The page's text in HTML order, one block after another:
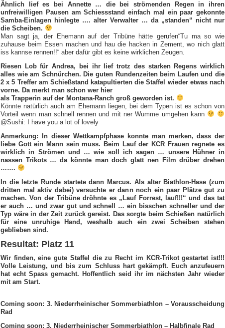
Ähnlich lief es bei Annette … die bei strömenden Regen in ihren
unfreiwilligen Pausen am Schiessstand einfach mal ein paar gekonnte
Samba-Einlagen hinlegte …. alter Verwalter … da „standen“ nicht nur
die Scheiben.
Man sagt ja, der Ehemann auf der Tribüne hätte gerufen“Tu ma so wie
zuhause beim Essen machen und hau die hacken in Zement, wo nich glatt
iss kannse rennen!!“ aber dafür gibt es keine wirklichen Zeugen.
Riesen Lob für Andrea, bei ihr lief trotz des starken Regens wirklich
alles wie am Schnürchen. Die guten Rundenzeiten beim Laufen und die
2 x 5 Treffer am Schießstand katapultierten die Staffel wieder etwas nach
vorne. Da merkt man schon wer hier
als Trapperin auf der Montana-Ranch groß geworden ist.
Könnte natürlich auch am Ehemann liegen, bei dem Typen ist es schon von
Vorteil wenn man schnell rennen und mit ner Wumme umgehen kann
@Sushi: I have you a lot of lovely
Anmerkung: In dieser Wettkampfphase konnte man merken, dass der
liebe Gott ein Mann sein muss. Beim Lauf der KCR Frauen regnete es
wirklich in Strömen und … wie soll ich sagen … unsere Hühner in
nassen Trikots … da könnte man doch glatt nen Film drüber drehen
…….
In die letzte Runde startete dann Marcus. Als alter Biathlon-Hase (zum
dritten mal aktiv dabei) versuchte er dann noch ein paar Plätze gut zu
machen. Von der Tribüne dröhnte es „Lauf Forrest, lauf!!!“ und das tat
er auch … und zwar gut und schnell … ein bisschen schneller und der
Typ wäre in der Zeit zurück gereist. Das sorgte beim Schießen natürlich
für eine unruhige Hand, weshalb auch ein zwei Scheiben stehen
geblieben sind.
Resultat: Platz 11
Wir finden, eine gute Staffel die zu Recht im KCR-Trikot gestartet ist!!!
Volle Leistung, und bis zum Schluss hart gekämpft. Euch anzufeuern
hat echt Spass gemacht. Hoffentlich seid ihr im nächsten Jahr wieder
mit am Start.
Coming soon: 3. Niederrheinischer Sommerbiathlon – Vorausscheidung
Rad
Coming soon: 3. Niederrheinischer Sommerbiathlon – Halbfinale Rad